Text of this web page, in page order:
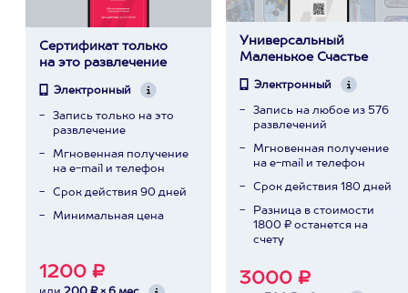
Сертификат только
на это развлечение
Электронный
Запись только на это
развлечение
Мгновенная получение
на e-mail и телефон
Срок действия 90 дней
Минимальная цена
1200 ₽
Универсальный
Маленькое Счастье
Электронный
Запись на любое из 576
развлечений
Мгновенная получение
на e-mail и телефон
Срок действия 180 дней
Разница в стоимости
1800 ₽ останется на
счету
3000 ₽